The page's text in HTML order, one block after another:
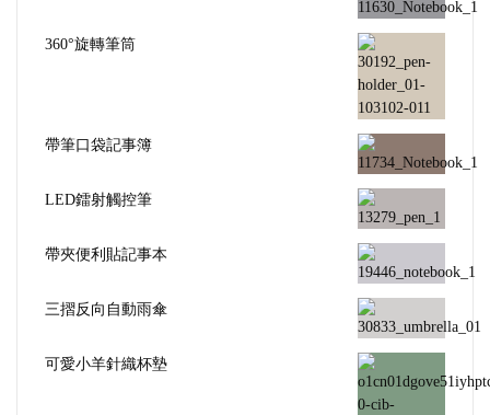
360°旋轉筆筒
帶筆口袋記事簿
LED鐳射觸控筆
帶夾便利貼記事本
三摺反向自動雨傘
可愛小羊針織杯墊